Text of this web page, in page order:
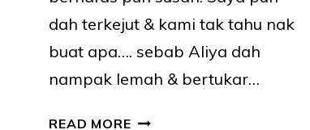
dah terkejut & kami tak tahu nak
buat apa…. sebab Aliya dah
nampak lemah & bertukar…
READ MORETERSEDAK